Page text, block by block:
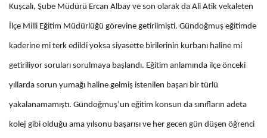
Kuşcalı, Şube Müdürü Ercan Albay ve son olarak da Ali Atik vekaleten
İlçe Milli Eğitim Müdürlüğü görevine getirilmişti. Gündoğmuş eğitimde
kaderine mi terk edildi yoksa siyasette birilerinin kurbanı haline mi
getiriliyor soruları sorulmaya başlandı. Eğitim anlamında ilçe önceki
yıllarda sorun yumağı haline gelmiş istenilen başarı bir türlü
yakalanamamıştı. Gündoğmuş’un eğitim konsun da sınıfların adeta
kolej gibi olduğu ama yılsonu başarısı ve her gecen gün düşen öğrenci